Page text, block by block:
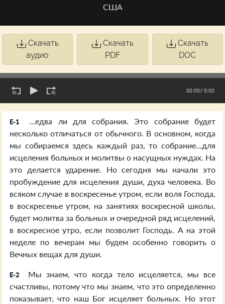
США
Скачать
аудио
Скачать
PDF
Скачать
DOC
00:00/ 0:00
E-1
...едва ли для собрания. Это собрание будет
несколько отличаться от обычного. В основном, когда
мы собираемся здесь каждый раз, то собрание...для
исцеления больных и молитвы о насущных нуждах. На
это делается ударение. Но сегодня мы начали это
пробуждение для исцеления души, духа человека. Во
всяком случае в воскресенье утром, если воля Господа,
в воскресенье утром, на занятиях воскресной школы,
будет молитва за больных и очередной ряд исцелений,
в воскресное утро, если позволит Господь. А на этой
неделе по вечерам мы будем особенно говорить о
Вечных вещах для души.
E-2
Мы знаем, что когда тело исцеляется, мы все
счастливы, потому что мы знаем, что это определенно
показывает, что наш Бог исцеляет больных. Но этот